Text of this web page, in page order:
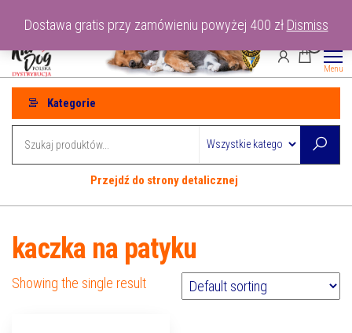
treści
Menu
Kategorie
Przejdź do strony detalicznej
kaczka na patyku
Showing the single result
Dostawa gratis przy zamówieniu powyżej 400 zł Dismiss